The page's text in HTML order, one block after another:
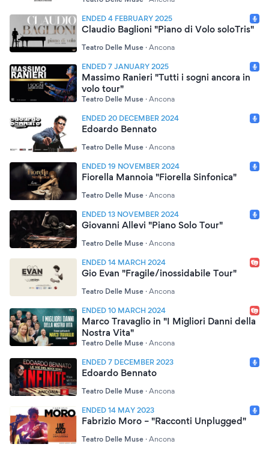
ENDED 4 FEBRUARY 2025
Claudio Baglioni "Piano di Volo soloTris"
Teatro Delle Muse · Ancona
ENDED 7 JANUARY 2025
Massimo Ranieri "Tutti i sogni ancora in
volo tour"
Teatro Delle Muse · Ancona
ENDED 20 DECEMBER 2024
Edoardo Bennato
Teatro Delle Muse · Ancona
ENDED 19 NOVEMBER 2024
Fiorella Mannoia "Fiorella Sinfonica"
Teatro Delle Muse · Ancona
ENDED 13 NOVEMBER 2024
Giovanni Allevi "Piano Solo Tour"
Teatro Delle Muse · Ancona
ENDED 14 MARCH 2024
Gio Evan "Fragile/inossidabile Tour"
Teatro Delle Muse · Ancona
ENDED 10 MARCH 2024
Marco Travaglio in "I Migliori Danni della
Nostra Vita"
Teatro Delle Muse · Ancona
ENDED 7 DECEMBER 2023
Edoardo Bennato
Teatro Delle Muse · Ancona
ENDED 14 MAY 2023
Fabrizio Moro – "Racconti Unplugged"
Teatro Delle Muse · Ancona